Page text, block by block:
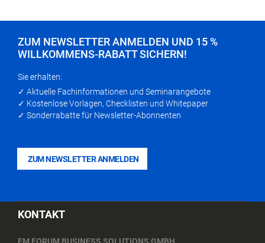
ZUM NEWSLETTER ANMELDEN UND 15 %
WILLKOMMENS-RABATT SICHERN!
Sie erhalten:
✓ Aktuelle Fachinformationen und Seminarangebote
✓ Kostenlose Vorlagen, Checklisten und Whitepaper
✓ Sonderrabatte für Newsletter-Abonnenten
ZUM NEWSLETTER ANMELDEN
KONTAKT